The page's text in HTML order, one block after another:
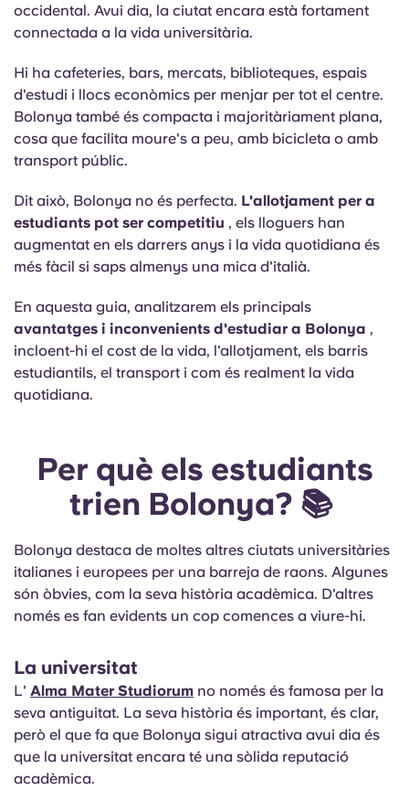
Portuguese
occidental. Avui dia, la ciutat encara està fortament
connectada a la vida universitària.
Hi ha cafeteries, bars, mercats, biblioteques, espais
d'estudi i llocs econòmics per menjar per tot el centre.
Bolonya també és compacta i majoritàriament plana,
cosa que facilita moure's a peu, amb bicicleta o amb
transport públic.
Dit això, Bolonya no és perfecta. L'allotjament per a
estudiants pot ser competitiu , els lloguers han
augmentat en els darrers anys i la vida quotidiana és
més fàcil si saps almenys una mica d'italià.
En aquesta guia, analitzarem els principals
avantatges i inconvenients d'estudiar a Bolonya ,
incloent-hi el cost de la vida, l'allotjament, els barris
estudiantils, el transport i com és realment la vida
quotidiana.
Per què els estudiants
trien Bolonya? 📚
Bolonya destaca de moltes altres ciutats universitàries
italianes i europees per una barreja de raons. Algunes
són òbvies, com la seva història acadèmica. D'altres
només es fan evidents un cop comences a viure-hi.
La universitat
L' Alma Mater Studiorum no només és famosa per la
seva antiguitat. La seva història és important, és clar,
però el que fa que Bolonya sigui atractiva avui dia és
que la universitat encara té una sòlida reputació
acadèmica.